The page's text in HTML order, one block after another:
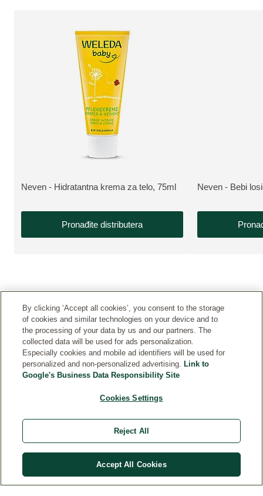
VIŠE INFORMACIJA:
Neven - Hidratantna krema za telo, 75ml
Pronađite distributera
VIŠE
Neven - Bebi
KONTAKT
By clicking ‘Accept all cookies’, you consent to the storage
of cookies and similar technologies on your device and to
the processing of your data by us and our partners. The
collected data will be used for ads personalization.
Especially cookies and mobile ad identifiers will be used for
personalized and non-personalized advertising. Link to
Google's Business Data Responsibility Site
Cookies Settings
Reject All
Accept All Cookies